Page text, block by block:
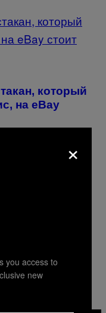
который
на eBay
Goldman
×
you access to
new